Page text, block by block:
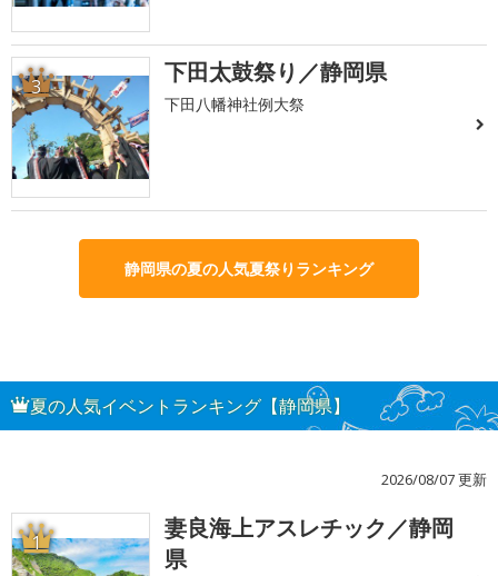
3 下田太鼓祭り／静岡県
下田八幡神社例大祭
静岡県の夏の人気夏祭りランキング
夏の人気イベントランキング【静岡県】
2026/08/07 更新
1
妻良海上アスレチック／静岡
県